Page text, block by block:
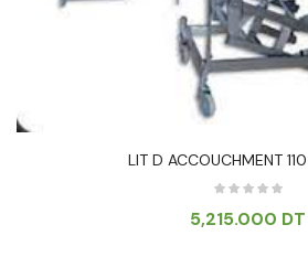
LIT D ACCOUCHMENT
5,215.000 DT